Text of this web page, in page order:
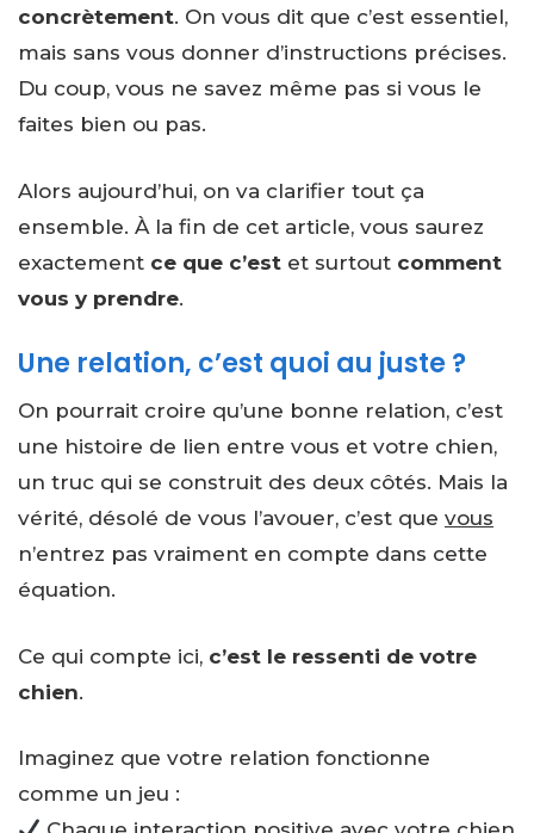
concrètement. On vous dit que c’est essentiel,
mais sans vous donner d’instructions précises.
Du coup, vous ne savez même pas si vous le
faites bien ou pas.
Alors aujourd’hui, on va clarifier tout ça
ensemble. À la fin de cet article, vous saurez
exactement ce que c’est et surtout comment
vous y prendre.
Une relation, c’est quoi au juste ?
On pourrait croire qu’une bonne relation, c’est
une histoire de lien entre vous et votre chien,
un truc qui se construit des deux côtés. Mais la
vérité, désolé de vous l’avouer, c’est que vous
n’entrez pas vraiment en compte dans cette
équation.
Ce qui compte ici, c’est le ressenti de votre
chien.
Imaginez que votre relation fonctionne
comme un jeu :